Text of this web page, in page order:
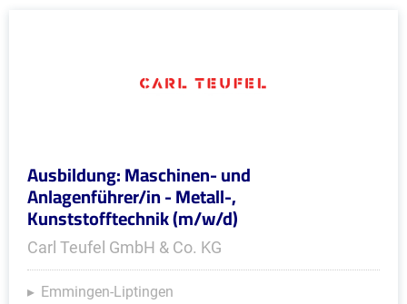
Ausbildung: Maschinen- und
Anlagenführer/in - Metall-,
Kunststofftechnik (m/w/d)
Carl Teufel GmbH & Co. KG
Emmingen-Liptingen